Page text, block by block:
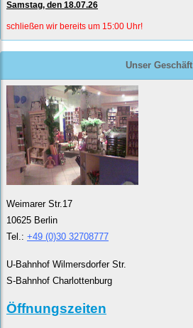
Samstag, den 18.07.26
schließen wir bereits um 15:00 Uhr!
Unser Geschäft
Weimarer Str.17
10625 Berlin
Tel.: +49 (0)30 32708777
U-Bahnhof Wilmersdorfer Str.
S-Bahnhof Charlottenburg
Öffnungszeiten